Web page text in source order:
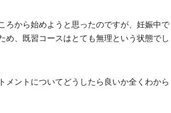
ろから始めようと思ったのですが、妊娠中で
め、既習コースはとても無理という状態でし
メントについてどうしたら良いか全くわから